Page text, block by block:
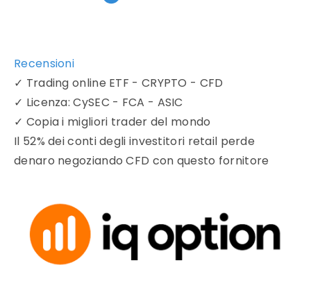
Recensioni
✓ Trading online ETF - CRYPTO - CFD
✓ Licenza: CySEC - FCA - ASIC
✓ Copia i migliori trader del mondo
Il 52% dei conti degli investitori retail perde
denaro negoziando CFD con questo fornitore